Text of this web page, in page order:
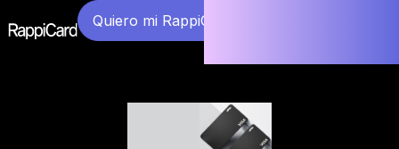
Quiero mi RappiCard